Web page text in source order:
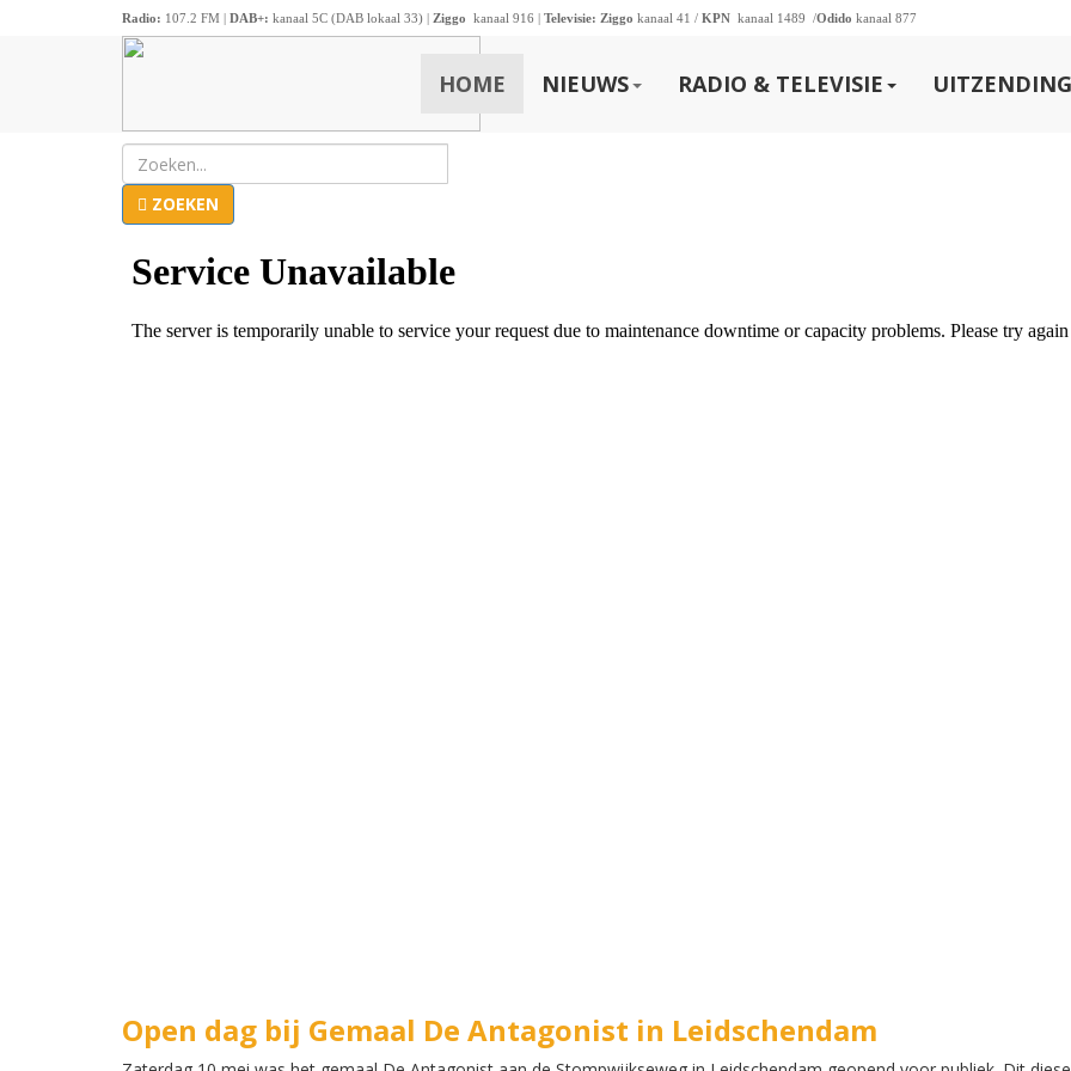
Radio: 107.2 FM | DAB+: kanaal 5C (DAB lokaal 33) | Ziggo kanaal 916 | Televisie: Ziggo kanaal 41 / KPN kanaal 1489 /Odido kanaal 877
HOME NIEUWS RADIO & TELEVISIE
ZOEKEN
Open dag bij Gemaal De Antagonist in Leidschendam